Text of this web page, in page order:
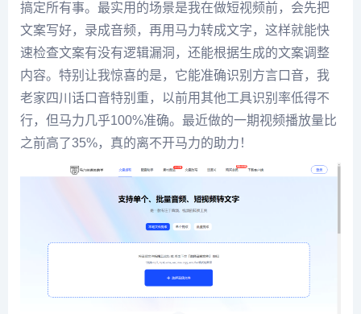
搞定所有事。最实用的场景是我在做短视频前，会先把
文案写好，录成音频，再用马力转成文字，这样就能快
速检查文案有没有逻辑漏洞，还能根据生成的文案调整
内容。特别让我惊喜的是，它能准确识别方言口音，我
老家四川话口音特别重，以前用其他工具识别率低得不
行，但马力几乎100%准确。最近做的一期视频播放量比
之前高了35%，真的离不开马力的助力！